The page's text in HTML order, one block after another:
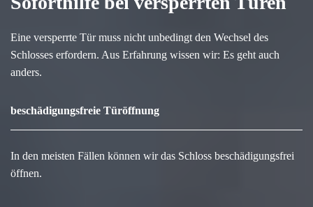
Eine versperrte Tür muss nicht unbedingt den Wechsel des
Schlosses erfordern. Aus Erfahrung wissen wir: Es geht auch
anders.
beschädigungsfreie Türöffnung
In den meisten Fällen können wir das Schloss beschädigungsfrei
öffnen.